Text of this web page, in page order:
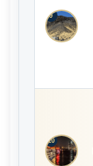
9
10